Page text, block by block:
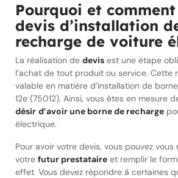
Pourquoi et
devis d’installation
recharge de voiture
La réalisation de devis est une étape
l’achat de tout produit ou service. Cette
valable en matière d’installation de
12e (75012). Ainsi, vous êtes en mesure
désir d’avoir une borne de recharge
électrique.
Pour avoir votre devis, vous pouvez
votre futur prestataire et remplir le
effet. Vous devez répondre à certaines